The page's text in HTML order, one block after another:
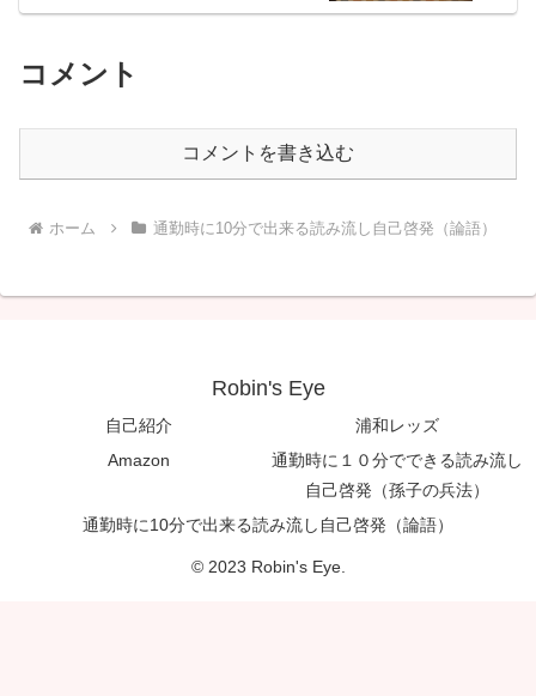
コメント
コメントを書き込む
ホーム 通勤時に10分で出来る読み流し自己啓発（論語）
Robin's Eye
自己紹介
浦和レッズ
Amazon
通勤時に１０分でできる読み流し
自己啓発（孫子の兵法）
通勤時に10分で出来る読み流し自己啓発（論語）
© 2023 Robin's Eye.